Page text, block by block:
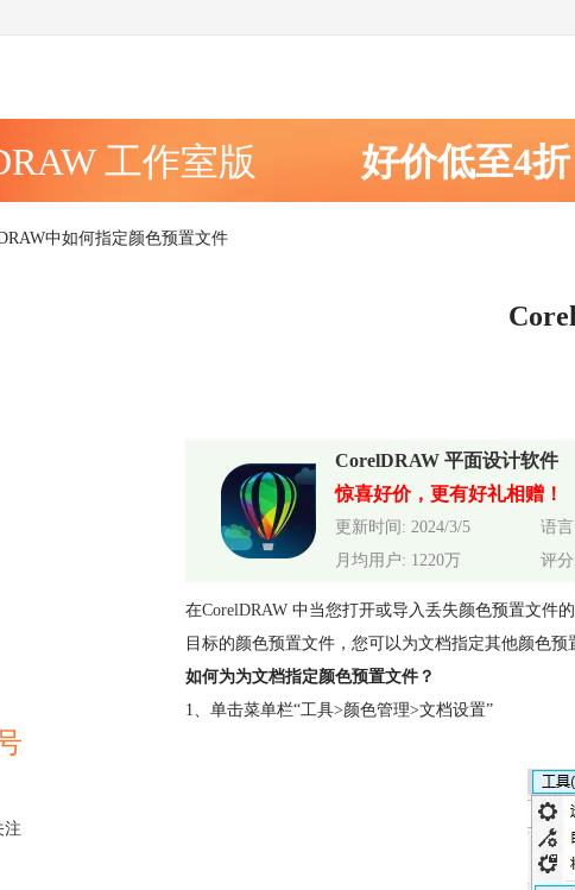
工作室版 好价低至4折
中如何指定颜色预置文件
注
CorelDRAW 平面设计软件
惊喜好价，更有好礼相赠！
更新时间: 2024/3/5 语
月均用户: 1220万
评
在CorelDRAW 中当您打开或导入丢失颜色预置文件
目标的颜色预置文件，您可以为文档指定其他颜色预
如何为为文档指定颜色预置文件？
1、单击菜单栏“工具>颜色管理>文档设置”